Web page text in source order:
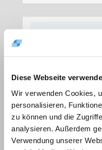
Diese Webseite
Wir verwenden Cookies,
personalisieren,
zu können und die
analysieren. Außerdem
Verwendung unserer